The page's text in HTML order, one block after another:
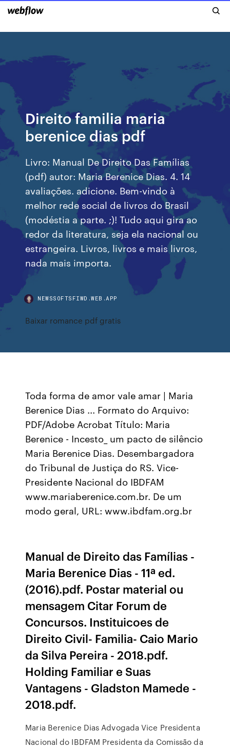
Direito familia maria
berenice dias pdf
Livro: Manual De Direito Das Famílias
(pdf) autor: Maria Berenice Dias. 4. 14
avaliações. adicione. Bem-vindo à
melhor rede social de livros do Brasil
(modéstia a parte. ;)! Tudo aqui gira ao
redor da literatura, seja ela nacional ou
estrangeira. Livros, livros e mais livros,
nada mais importa.
NEWSSOFTSFIWD.WEB.APP
Baixar romance pdf gratis
Toda forma de amor vale amar | Maria
Berenice Dias ... Formato do Arquivo:
PDF/Adobe Acrobat Título: Maria
Berenice - Incesto_ um pacto de silêncio
Maria Berenice Dias. Desembargadora
do Tribunal de Justiça do RS. Vice-
Presidente Nacional do IBDFAM
www.mariaberenice.com.br. De um
modo geral, URL: www.ibdfam.org.br
Manual de Direito das Famílias -
Maria Berenice Dias - 11ª ed.
(2016).pdf. Postar material ou
mensagem Citar Forum de
Concursos. Instituicoes de
Direito Civil- Familia- Caio Mario
da Silva Pereira - 2018.pdf.
Holding Familiar e Suas
Vantagens - Gladston Mamede -
2018.pdf.
Maria Berenice Dias Advogada Vice Presidenta
Nacional do IBDFAM Presidenta da Comissão da